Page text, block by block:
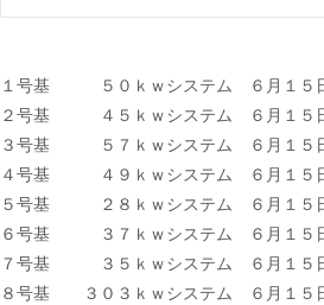
１号基 ５０ｋｗシステム ６月１５
２号基 ４５ｋｗシステム ６月
３号基 ５７ｋｗシステム ６月１５
４号基 ４９ｋｗシステム ６月１５
５号基 ２８ｋｗシステム ６月１５
６号基 ３７ｋｗシステム ６月１５
７号基 ３５ｋｗシステム ６月１５
８号基 ３０３ｋｗシステム ６月